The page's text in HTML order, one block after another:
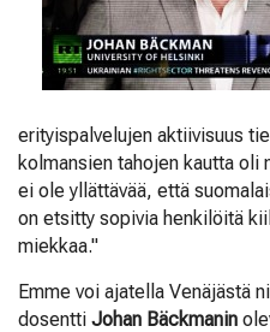
erityispalvelujen aktiivisuus
kolmansien tahojen kautta oli
ei ole yllättävää, että
on etsitty sopivia henkilöitä
miekkaa."
Emme voi ajatella Venäjästä
dosentti Johan Bäckmanin